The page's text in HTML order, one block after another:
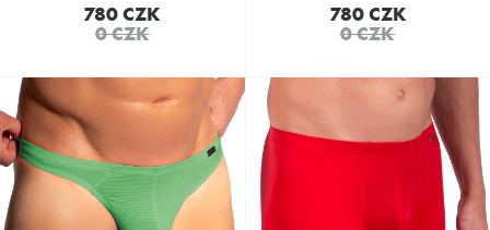
780 CZK
0 CZK
780 CZK
0 CZK